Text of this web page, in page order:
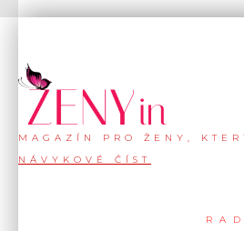
MAGAZÍN PRO ŽENY,
NÁVYKOVÉ ČÍST